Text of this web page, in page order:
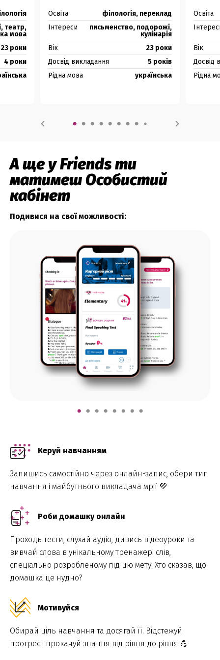
кафешці біля будинку. Зручно, правда? 😊
Безкоштовні спецкурси з граматики
Під час пандемії ми розробили відеокурси з
англійської для людей, які не змогли продовжити
театр,
мова
23 роки
4 роки
Освіта
філологія, переклад
Інтереси
письменство, подорожі,
кулінарія
Вік
23 роки
Досвід викладання
5 років
Рідна мова
українська
Освіта
Вік
Досвід
Рідна
А ще у Friends ти
матимеш Особистий
кабінет
Подивися на свої можливості:
Керуй навчанням
Запишись самостійно через онлайн-запис, обери тип
навчання і майбутнього викладача мрії 💜
Роби домашку онлайн
Проходь тести, слухай аудіо, дивись відеоуроки та
вивчай слова в унікальному тренажері слів,
спеціально розробленому під цю мету. Хто сказав, що
домашка це нудно?
Мотивуйся
Обирай ціль навчання та досягай її. Відстежуй
прогрес і прокачуй знання від рівня до рівня 💪